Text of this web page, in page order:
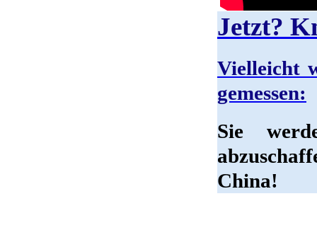
Jetzt?
Vielleicht
gemessen:
Sie
China!